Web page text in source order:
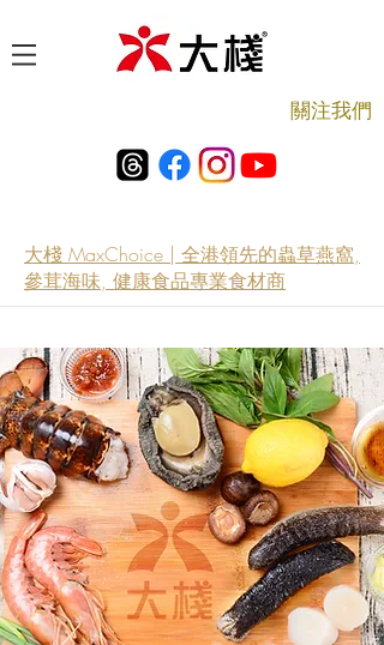
​關注我們
大棧 MaxChoice | 全港領先的蟲草燕窩,
參茸海味, 健康食品專業食材商